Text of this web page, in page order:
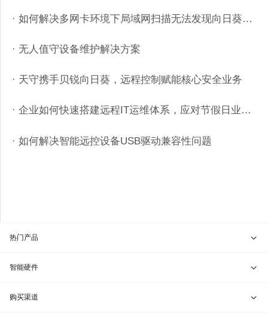
· 如何解决多网卡环境下局域网扫描无法发现向日葵硬件问题
· 无人值守设备维护解决方案
· 天守携手贝锐向日葵，远程控制赋能核心安全业务
· 企业如何快速搭建远程IT运维体系，应对节假日业务？
· 如何解决智能远控设备USB驱动兼容性问题
热门产品
贝锐向日葵 · 远程控制
贝锐蒲公英 · 异地组网
智能硬件
贝锐向日葵硬件
购买渠道